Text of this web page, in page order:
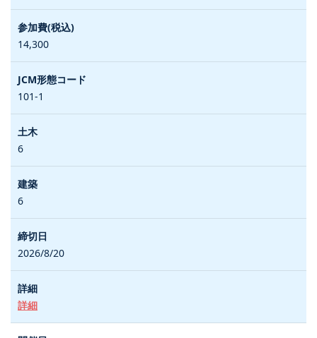
14,300
101-1
6
6
2026/8/20
詳細